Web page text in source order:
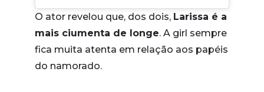
O ator revelou que, dos dois, Larissa é a
mais ciumenta de longe. A girl sempre
fica muita atenta em relação aos papéis
do namorado.